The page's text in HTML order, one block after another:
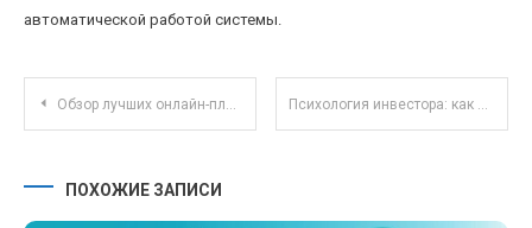
автоматической работой системы.
Навигация по записям
Обзор лучших онлайн-платформ для совместной работы над кодом в 2025 году Психология инвестора: как управлять эмоциями для успешных стартов на рынке
ПОХОЖИЕ ЗАПИСИ